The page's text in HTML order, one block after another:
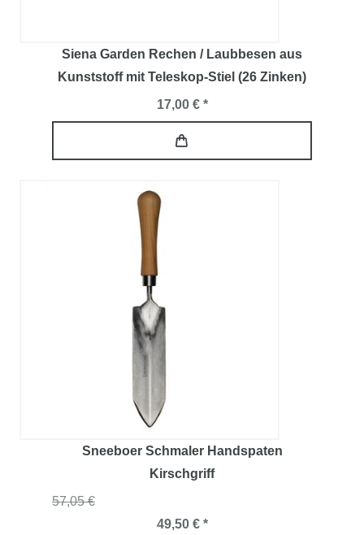
Siena Garden Rechen / Laubbesen aus
Kunststoff mit Teleskop-Stiel (26 Zinken)
17,00 € *
Sneeboer Schmaler Handspaten
Kirschgriff
57,05 €
49,50 € *